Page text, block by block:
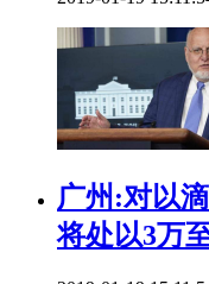
广州:对以
将处以3万